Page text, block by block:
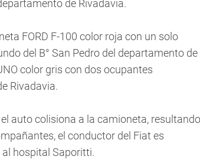
de Rivadavia.
FORD F-100 color roja con un solo
del B° San Pedro del departamento de
color gris con dos ocupantes
Rivadavia.
auto colisiona a la camioneta, resultando
el conductor del Fiat es
hospital Saporitti.